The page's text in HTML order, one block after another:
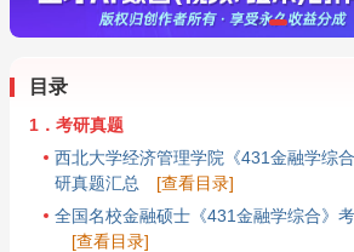
目录
1．考研真题
西北大学经济管理学院《431金融学综
研真题汇总
[查看目录]
全国名校金融硕士《431金融学综合》
[查看目录]